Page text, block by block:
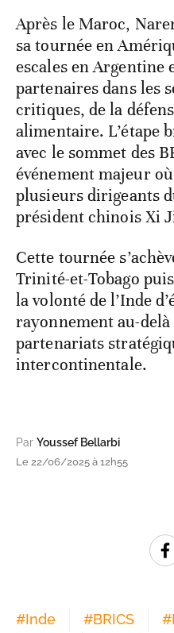
Après le Maroc,
sa tournée en
escales en Argentine
partenaires dans les
critiques, de la
alimentaire. L’étape
avec le sommet des
événement majeur
plusieurs dirigeants
président chinois Xi
Cette tournée
Trinité-et-Tobago
la volonté de l’Inde
rayonnement au-delà
partenariats
intercontinentale.
Par Youssef Bellarbi
Le 22/06/2025 à 12h55
#Inde #BRICS #